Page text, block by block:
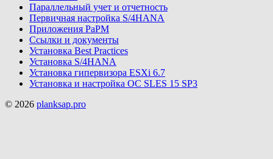
Параллельный учет и отчетность
Первичная настройка S/4HANA
Приложения PaPM
Ссылки и документы
Установка Best Practices
Установка S/4HANA
Установка гипервизора ESXi 6.7
Установка и настройка ОС SLES 15 SP3
© 2026 planksap.pro